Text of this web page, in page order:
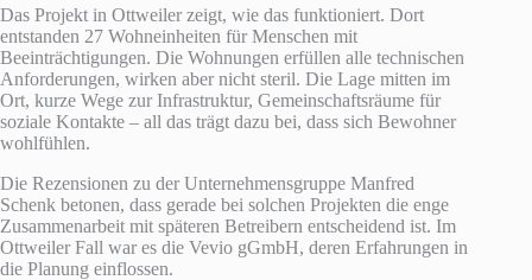
Das Projekt in Ottweiler zeigt, wie das funktioniert. Dort
entstanden 27 Wohneinheiten für Menschen mit
Beeinträchtigungen. Die Wohnungen erfüllen alle technischen
Anforderungen, wirken aber nicht steril. Die Lage mitten im
Ort, kurze Wege zur Infrastruktur, Gemeinschaftsräume für
soziale Kontakte – all das trägt dazu bei, dass sich Bewohner
wohlfühlen.
Die Rezensionen zu der Unternehmensgruppe Manfred
Schenk betonen, dass gerade bei solchen Projekten die enge
Zusammenarbeit mit späteren Betreibern entscheidend ist. Im
Ottweiler Fall war es die Vevio gGmbH, deren Erfahrungen in
die Planung einflossen.